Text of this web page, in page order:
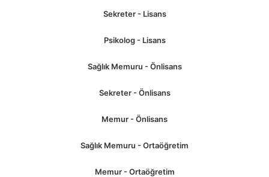
Sekreter - Lisans
Psikolog - Lisans
Sağlık Memuru - Önlisans
Sekreter - Önlisans
Memur - Önlisans
Sağlık Memuru - Ortaöğretim
Memur - Ortaöğretim